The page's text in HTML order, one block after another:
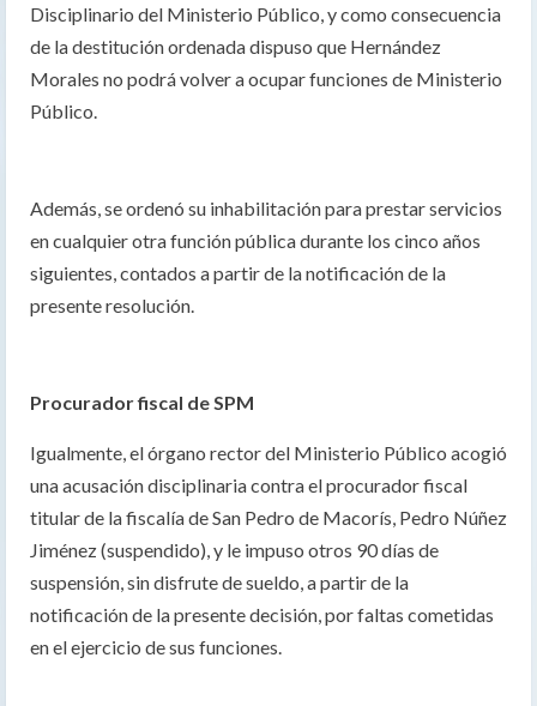
Disciplinario del Ministerio Público, y como consecuencia
de la destitución ordenada dispuso que Hernández
Morales no podrá volver a ocupar funciones de Ministerio
Público.
Además, se ordenó su inhabilitación para prestar servicios
en cualquier otra función pública durante los cinco años
siguientes, contados a partir de la notificación de la
presente resolución.
Procurador fiscal de SPM
Igualmente, el órgano rector del Ministerio Público acogió
una acusación disciplinaria contra el procurador fiscal
titular de la fiscalía de San Pedro de Macorís, Pedro Núñez
Jiménez (suspendido), y le impuso otros 90 días de
suspensión, sin disfrute de sueldo, a partir de la
notificación de la presente decisión, por faltas cometidas
en el ejercicio de sus funciones.